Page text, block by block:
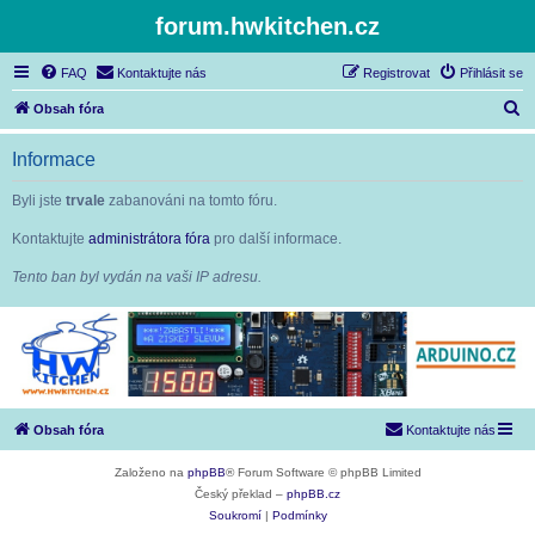
forum.hwkitchen.cz
FAQ Kontaktujte nás Přihlásit se
Registrovat
Obsah fóra
l
Informace
Byli jste trvale zabanováni na tomto fóru.
Kontaktujte administrátora fóra pro další informace.
Tento ban byl vydán na vaši IP adresu.
Obsah fóra Kontaktujte nás
Založeno na phpBB® Forum Software © phpBB Limited
Český překlad – phpBB.cz
Soukromí
Podmínky